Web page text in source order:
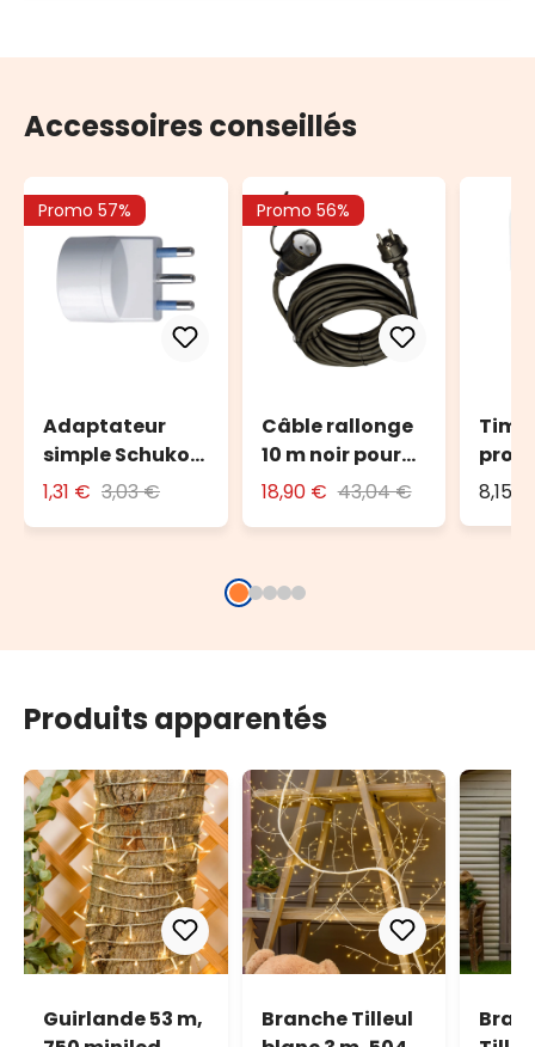
Accessoires conseillés
Promo 57%
Adaptateur
simple Schuko
avec fiche 16A
1,31 € 3,03 €
Promo 56%
Câble rallonge
10 m noir pour
l'extérieur
18,90 € 43,04 € 8,15 €
Produits apparentés
Guirlande 53 m,
Branche Tilleul